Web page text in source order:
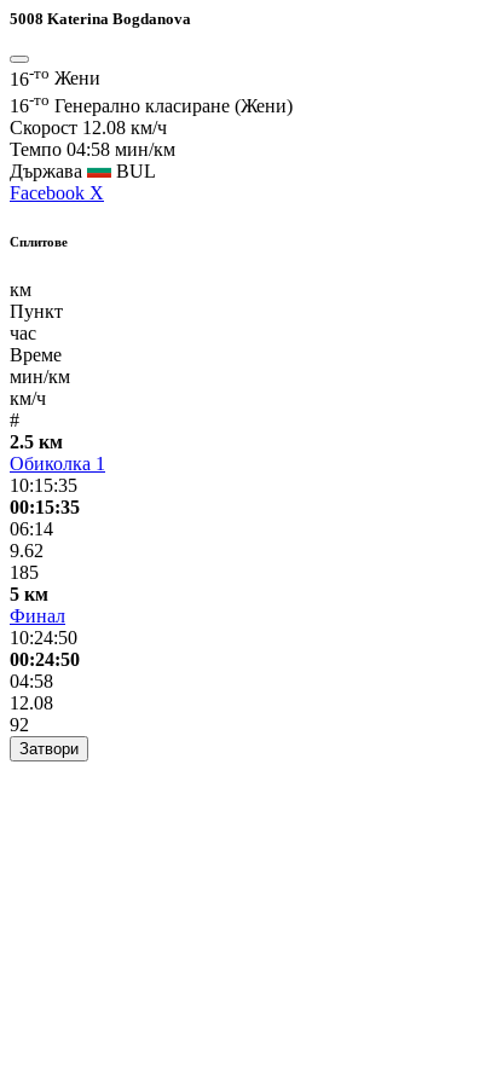
5008 Katerina Bogdanova
16-то Жени
16-то Генерално класиране (Жени)
Скорост 12.08 км/ч
Темпо 04:58 мин/км
Държава
BUL
Facebook X
Сплитове
км
Пункт
час
Време
мин/км
км/ч
#
2.5 км
Обиколка 1
10:15:35
00:15:35
06:14
9.62
185
5 км
Финал
10:24:50
00:24:50
04:58
12.08
92
Затвори